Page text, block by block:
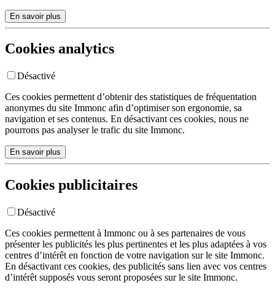
En savoir plus
Cookies analytics
Désactivé
Ces cookies permettent d’obtenir des statistiques de fréquentation
anonymes du site Immonc afin d’optimiser son ergonomie, sa
navigation et ses contenus. En désactivant ces cookies, nous ne
pourrons pas analyser le trafic du site Immonc.
En savoir plus
Cookies publicitaires
Désactivé
Ces cookies permettent à Immonc ou à ses partenaires de vous
présenter les publicités les plus pertinentes et les plus adaptées à vos
centres d’intérêt en fonction de votre navigation sur le site Immonc.
En désactivant ces cookies, des publicités sans lien avec vos centres
d’intérêt supposés vous seront proposées sur le site Immonc.